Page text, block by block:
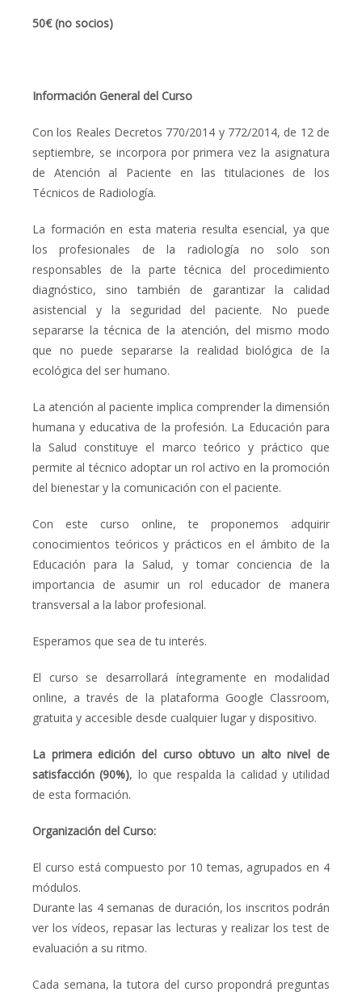
50€ (no socios)
Información General del Curso
Con los Reales Decretos 770/2014 y 772/2014, de 12 de
septiembre, se incorpora por primera vez la asignatura
de Atención al Paciente en las titulaciones de los
Técnicos de Radiología.
La formación en esta materia resulta esencial, ya que
los profesionales de la radiología no solo son
responsables de la parte técnica del procedimiento
diagnóstico, sino también de garantizar la calidad
asistencial y la seguridad del paciente. No puede
separarse la técnica de la atención, del mismo modo
que no puede separarse la realidad biológica de la
ecológica del ser humano.
La atención al paciente implica comprender la dimensión
humana y educativa de la profesión. La Educación para
la Salud constituye el marco teórico y práctico que
permite al técnico adoptar un rol activo en la promoción
del bienestar y la comunicación con el paciente.
Con este curso online, te proponemos adquirir
conocimientos teóricos y prácticos en el ámbito de la
Educación para la Salud, y tomar conciencia de la
importancia de asumir un rol educador de manera
transversal a la labor profesional.
Esperamos que sea de tu interés.
El curso se desarrollará íntegramente en modalidad
online, a través de la plataforma Google Classroom,
gratuita y accesible desde cualquier lugar y dispositivo.
La primera edición del curso obtuvo un alto nivel de
satisfacción (90%), lo que respalda la calidad y utilidad
de esta formación.
Organización del Curso:
El curso está compuesto por 10 temas, agrupados en 4
módulos.
Durante las 4 semanas de duración, los inscritos podrán
ver los vídeos, repasar las lecturas y realizar los test de
evaluación a su ritmo.
Cada semana, la tutora del curso propondrá preguntas